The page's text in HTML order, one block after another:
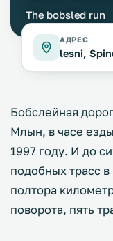
The bobsled run
АДРЕС
lesni,
Бобслейная
Млын, в часе
1997 году. И до
подобных трасc
полтора
поворота, пять